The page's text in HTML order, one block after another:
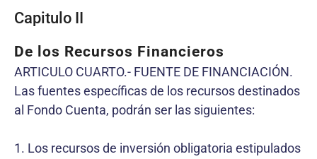
Capitulo II
De los Recursos Financieros
ARTICULO CUARTO.- FUENTE DE FINANCIACIÓN.
Las fuentes específicas de los recursos destinados
al Fondo Cuenta, podrán ser las siguientes:
1. Los recursos de inversión obligatoria estipulados